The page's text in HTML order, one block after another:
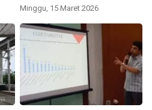
Minggu, 15 Maret 2026